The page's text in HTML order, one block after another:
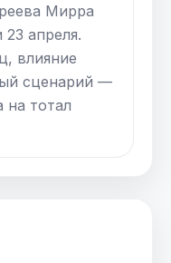
Мирра
апреля.
влияние
сценарий —
на тотал